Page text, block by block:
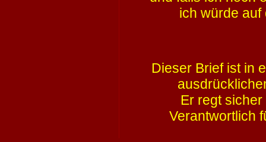
ich würde auf
Dieser Brief ist in
Er regt
Verantwortlich